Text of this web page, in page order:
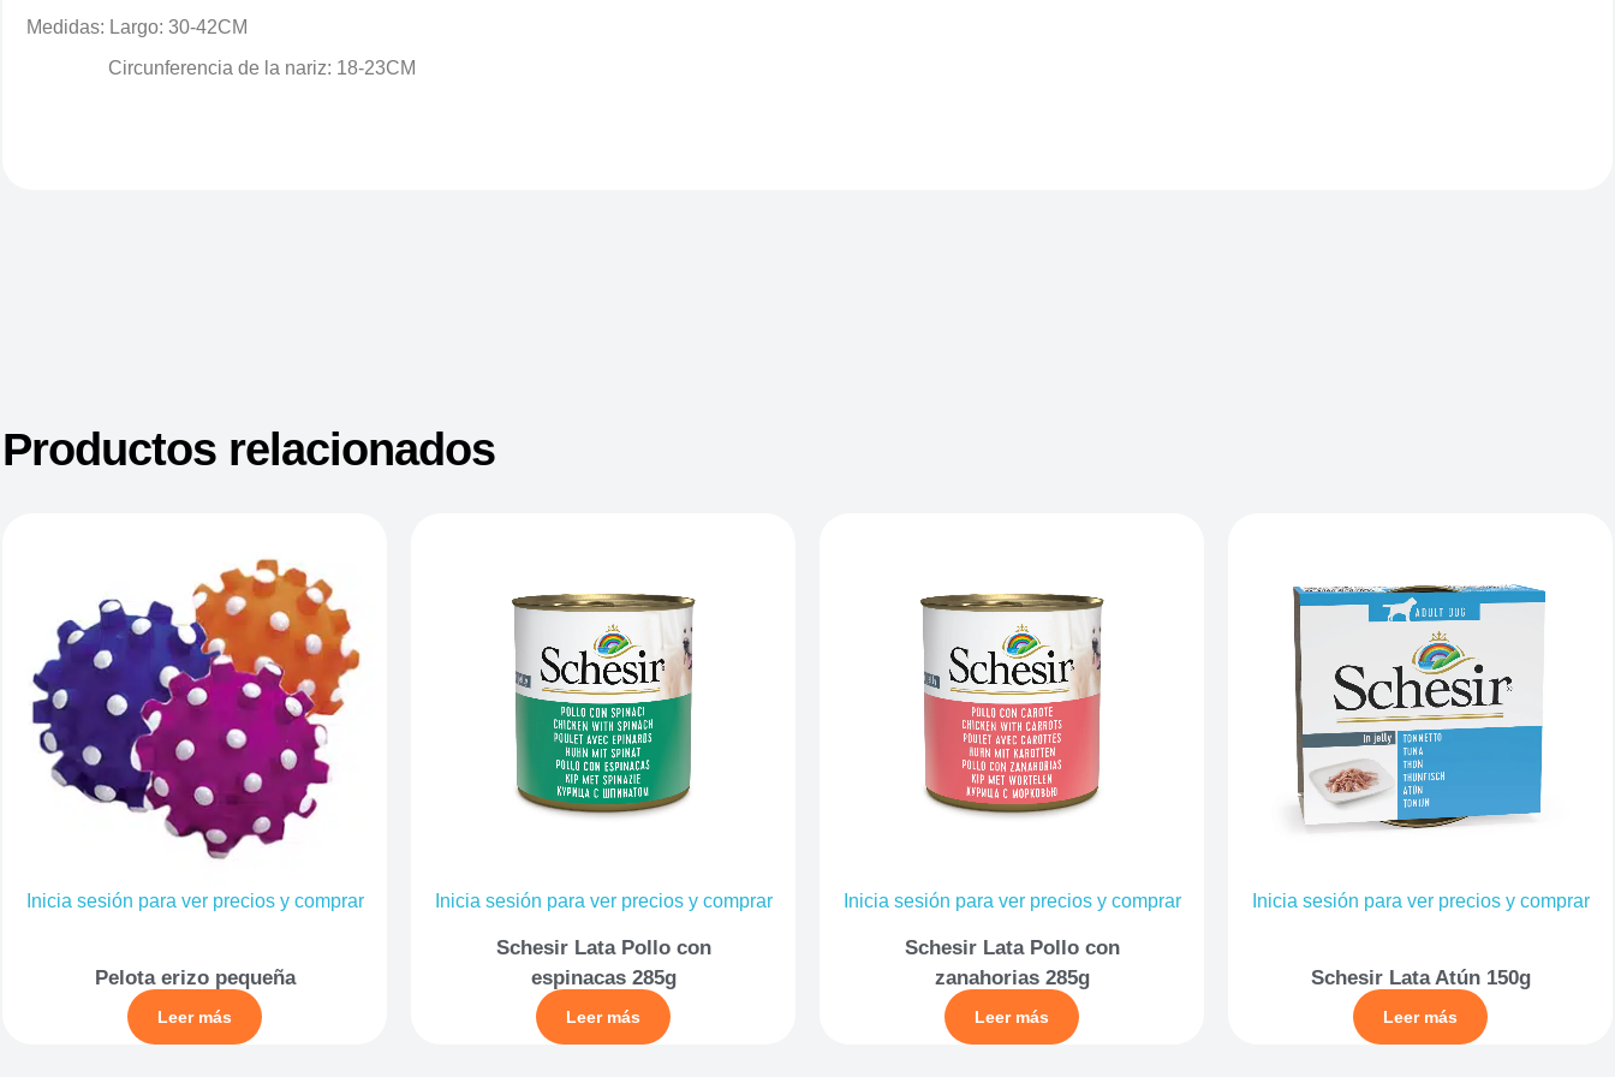
Medidas: Largo: 30-42CM
Circunferencia de la nariz: 18-23CM
Productos relacionados
Inicia sesión para ver precios y comprar
Pelota erizo pequeña
Leer más
Inicia sesión para ver precios y comprar
Schesir Lata Pollo con
espinacas 285g
Leer más
Inicia sesión para ver precios y comprar
Schesir Lata Pollo con
zanahorias 285g
Leer más
Inicia sesión para ver precios y comprar
Schesir Lata Atún 150g
Leer más